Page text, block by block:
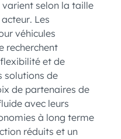
selon la taille
Les
véhicules
recherchent
et de
solutions de
de partenaires de
avec leurs
à long terme
réduits et un